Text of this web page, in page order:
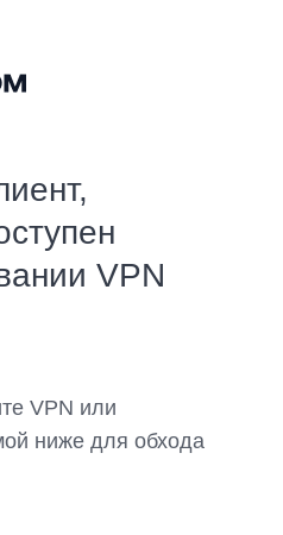
VPN
VPN или
ниже для обхода